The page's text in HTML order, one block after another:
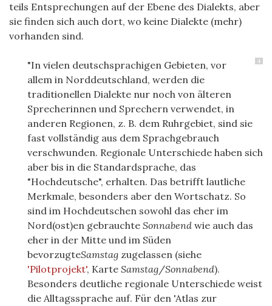
teils Entsprechungen auf der Ebene des Dialekts, aber
sie finden sich auch dort, wo keine Dialekte (mehr)
vorhanden sind.
4
"In vielen deutschsprachigen Gebieten, vor
allem in Norddeutschland, werden die
traditionellen Dialekte nur noch von älteren
Sprecherinnen und Sprechern verwendet, in
anderen Regionen, z. B. dem Ruhrgebiet, sind sie
fast vollständig aus dem Sprachgebrauch
verschwunden. Regionale Unterschiede haben sich
aber bis in die Standardsprache, das
"Hochdeutsche", erhalten. Das betrifft lautliche
Merkmale, besonders aber den Wortschatz. So
sind im Hochdeutschen sowohl das eher im
Nord(ost)en gebrauchte Sonnabend wie auch das
eher in der Mitte und im Süden
bevorzugteSamstag zugelassen (siehe
'Pilotprojekt', Karte Samstag/Sonnabend).
Besonders deutliche regionale Unterschiede weist
die Alltagssprache auf. Für den 'Atlas zur